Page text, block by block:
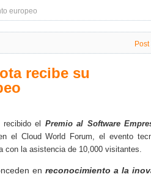
europeo
recibe su
recibido el Premio al Software
el Cloud World Forum, el evento
con la asistencia de 10,000 visitantes.
en reconocimiento a la